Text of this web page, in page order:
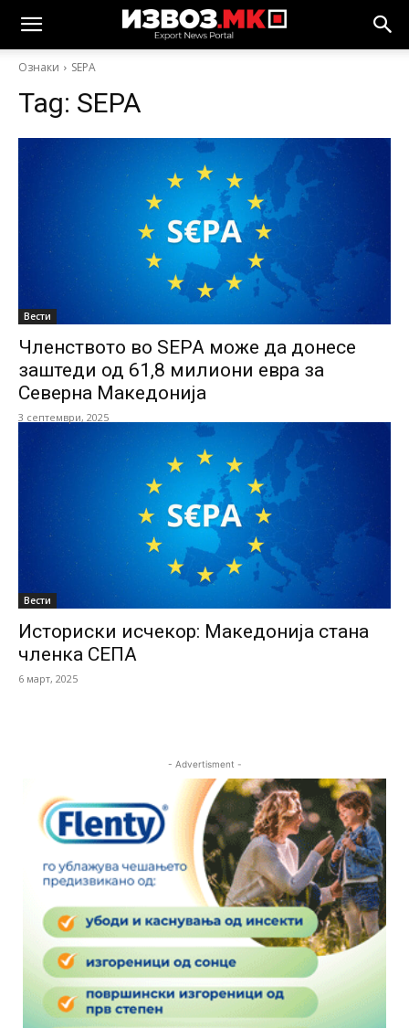
Ознаки SEPA
Tag: SEPA
Вести
Членството во SEPA може да донесе
заштеди од 61,8 милиони евра за
Северна Македонија
3 септември, 2025
Вести
Историски исчекор: Македонија стана
членка СЕПА
6 март, 2025
- Advertisment -